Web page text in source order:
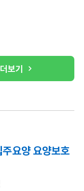
보기
요양 요양보호